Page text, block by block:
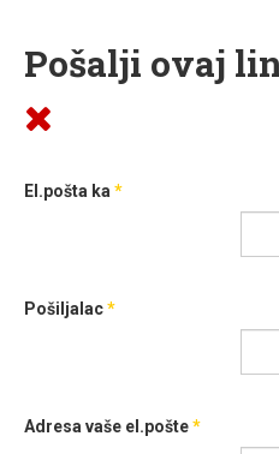
Pošalji ovaj
El.pošta ka *
Pošiljalac*
Adresa vaše el.pošte*